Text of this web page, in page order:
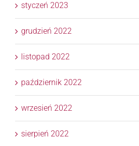
styczeń 2023
grudzień 2022
listopad 2022
październik 2022
wrzesień 2022
sierpień 2022